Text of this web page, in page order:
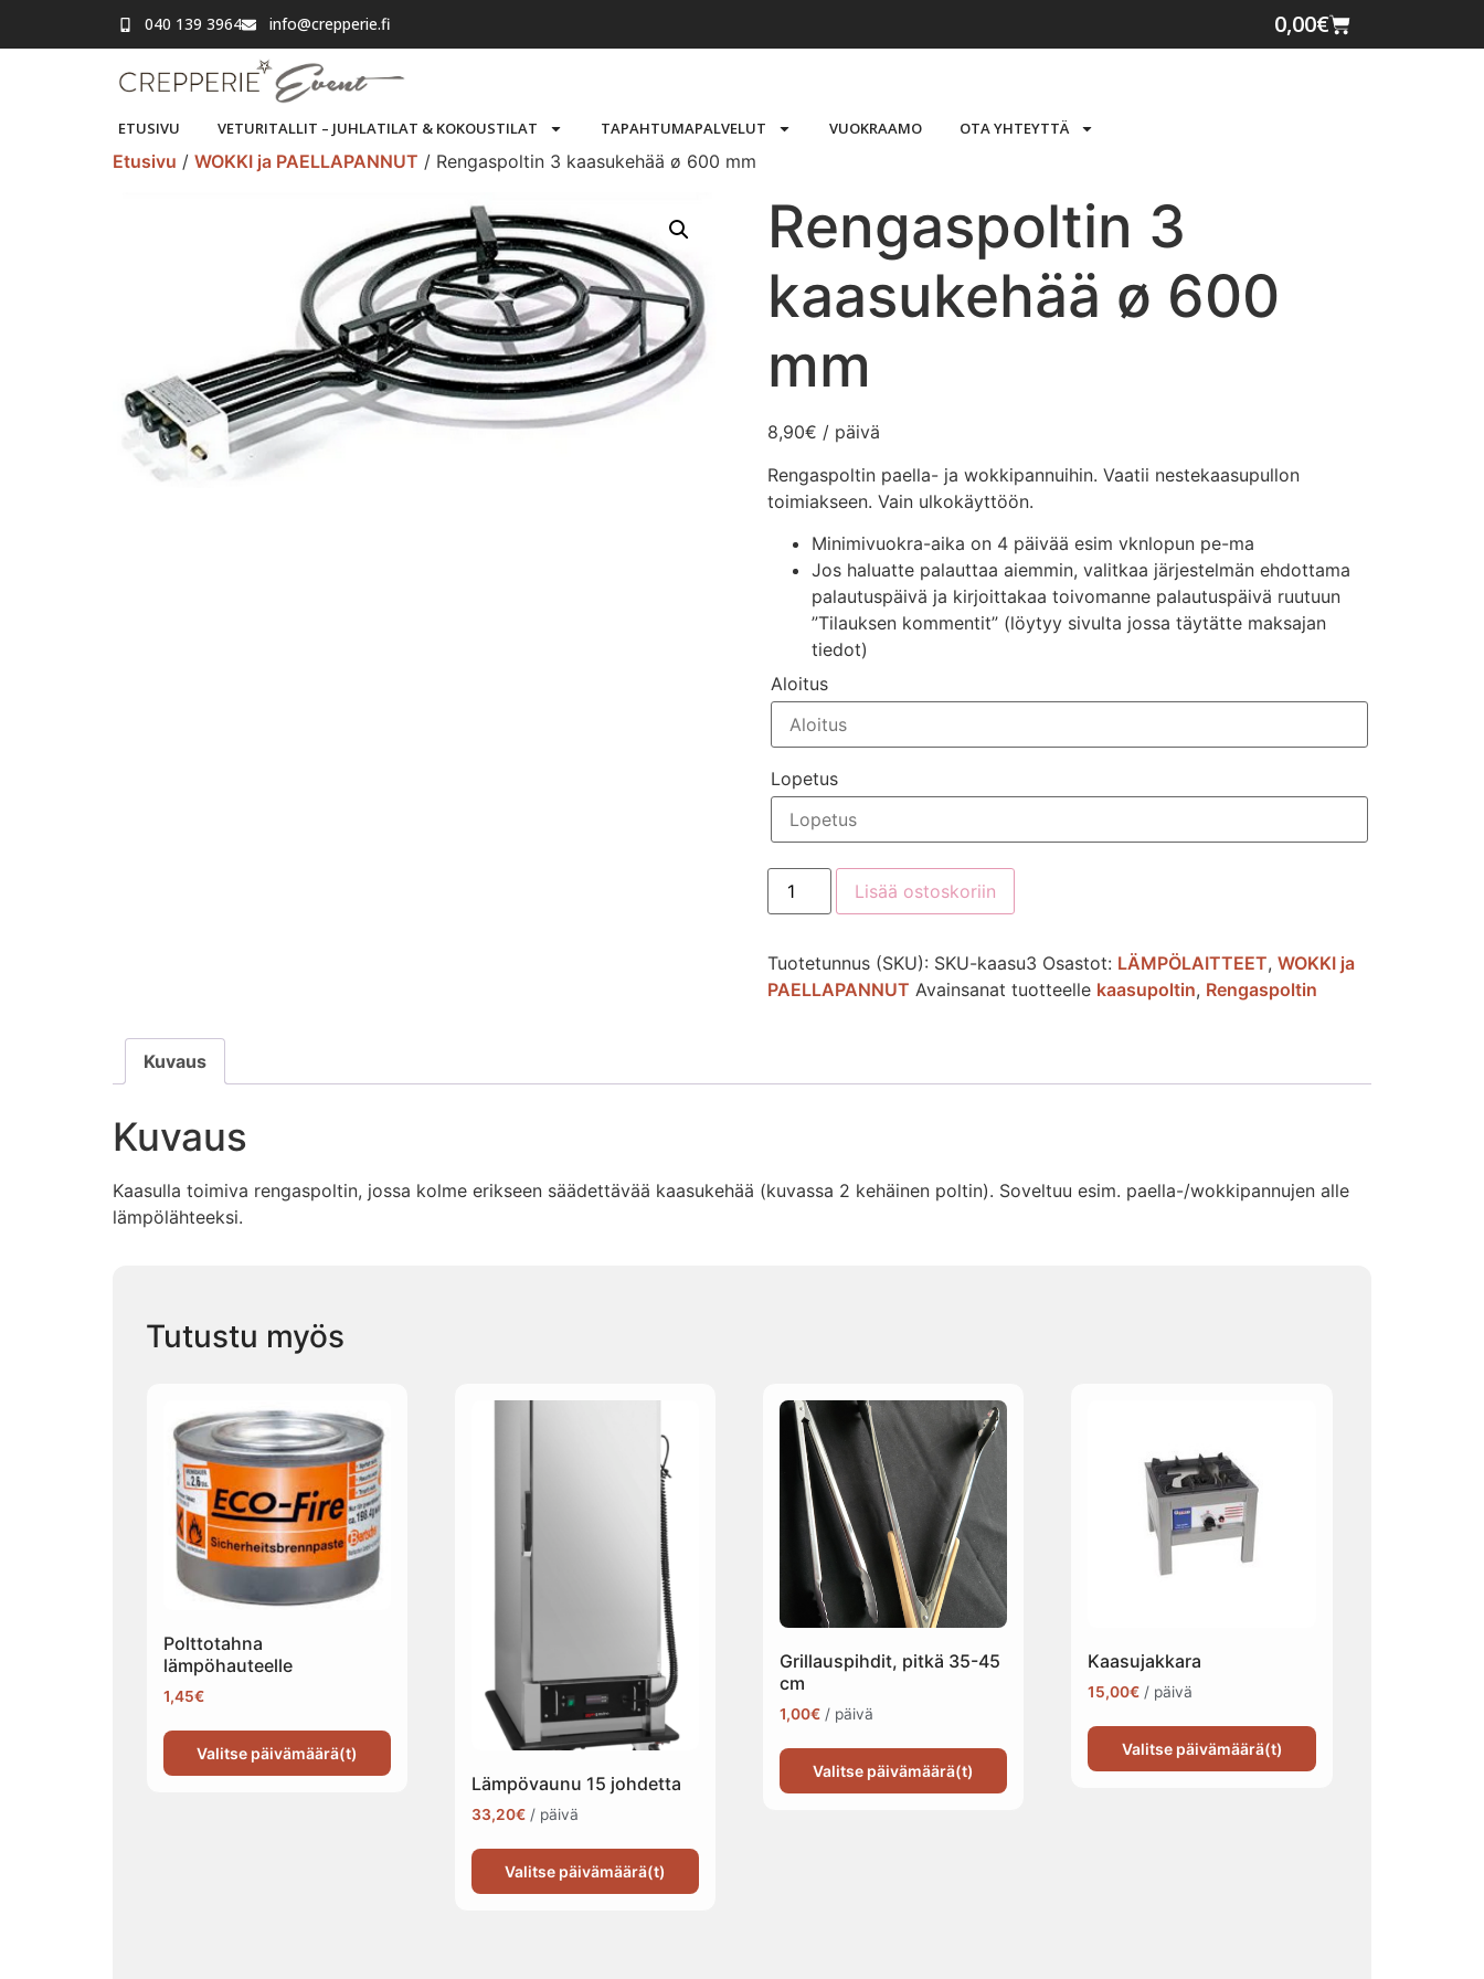
040 139 3964 info@crepperie.fi 0,00€
ETUSIVU VETURITALLIT – JUHLATILAT & KOKOUSTILAT TAPAHTUMAPALVELUT VUOKRAAMO OTA YHTEYTTÄ
Etusivu / WOKKI ja PAELLAPANNUT / Rengaspoltin 3 kaasukehää ø 600 mm
Rengaspoltin 3
kaasukehää ø 600
mm
8,90€ / päivä
Rengaspoltin paella- ja wokkipannuihin. Vaatii nestekaasupullon
toimiakseen. Vain ulkokäyttöön.
Minimivuokra-aika on 4 päivää esim vknlopun pe-ma
Jos haluatte palauttaa aiemmin, valitkaa järjestelmän ehdottama
palautuspäivä ja kirjoittakaa toivomanne palautuspäivä ruutuun
”Tilauksen kommentit” (löytyy sivulta jossa täytätte maksajan
tiedot)
Aloitus
Lopetus
Lisää ostoskoriin
Tuotetunnus (SKU): SKU-kaasu3 Osastot: LÄMPÖLAITTEET, WOKKI ja
PAELLAPANNUT Avainsanat tuotteelle kaasupoltin, Rengaspoltin
Kuvaus
Kuvaus
Kaasulla toimiva rengaspoltin, jossa kolme erikseen säädettävää kaasukehää (kuvassa 2 kehäinen poltin). Soveltuu esim. paella-/wokkipannujen alle
lämpölähteeksi.
Tutustu myös
Polttotahna
lämpöhauteelle
1,45€
Valitse päivämäärä(t)
Lämpövaunu 15 johdetta
33,20€ / päivä
Valitse päivämäärä(t)
Grillauspihdit, pitkä 35-45
cm
1,00€ / päivä
Valitse päivämäärä(t)
Kaasujakkara
15,00€ / päivä
Valitse päivämäärä(t)